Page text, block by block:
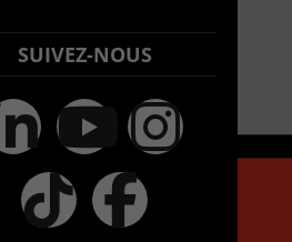
SUIVEZ-NOUS